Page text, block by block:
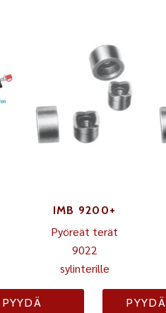
IMB 9200+
Pyöreät terät
9022
sylinterille
PYYDÄ
PYYDÄ